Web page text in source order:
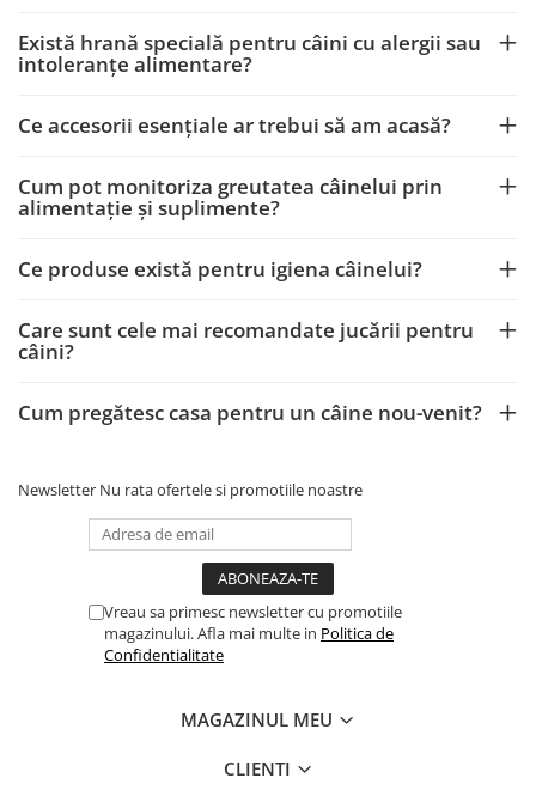
Există hrană specială pentru câini cu alergii sau
intoleranțe alimentare?
Ce accesorii esențiale ar trebui să am acasă?
Cum pot monitoriza greutatea câinelui prin
alimentație și suplimente?
Ce produse există pentru igiena câinelui?
Care sunt cele mai recomandate jucării pentru
câini?
Cum pregătesc casa pentru un câine nou-venit?
Newsletter Nu rata ofertele si promotiile noastre
Vreau sa primesc newsletter cu promotiile
magazinului. Afla mai multe in Politica de
Confidentialitate
MAGAZINUL MEU
CLIENTI